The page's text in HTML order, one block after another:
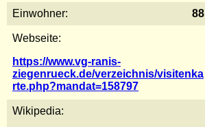
Einwohner: 88
Webseite:
https://www.vg-ranis-
ziegenrueck.de/verzeichnis/visitenka
rte.php?mandat=158797
Wikipedia: